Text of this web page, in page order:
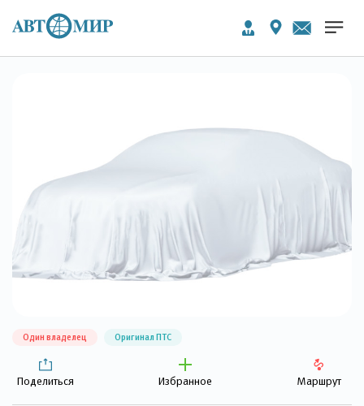
Один владелец Оригинал ПТС
Поделиться Избранное Маршрут